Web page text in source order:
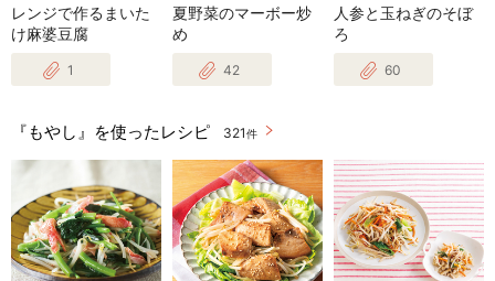
レンジで作るまいた
け麻婆豆腐
1
夏野菜のマーボー炒
め
42
人参と玉ねぎのそぼ
ろ
60
『もやし』を使ったレシピ 321 件